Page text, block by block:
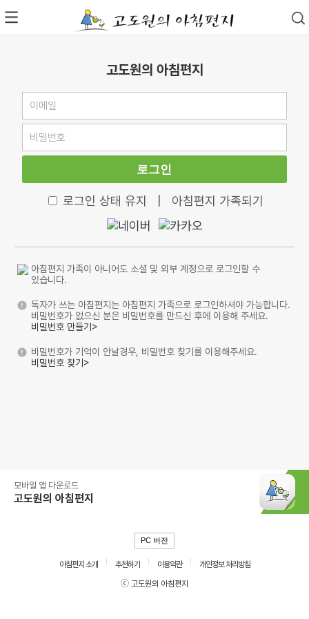
고도원의 아침편지
로그인
로그인 상태 유지 아침편지 가족되기
아침편지 가족이 아니어도 소셜 및 외부 계정으로 로그인할 수
있습니다.
독자가 쓰는 아침편지는 아침편지 가족으로 로그인하셔야 가능합니다.
비밀번호가 없으신 분은 비밀번호를 만드신 후에 이용해 주세요.
비밀번호 만들기>
비밀번호가 기억이 안날경우, 비밀번호 찾기를 이용해주세요.
비밀번호 찾기>
모바일 앱 다운로드
고도원의 아침편지
PC 버전
아침편지 소개 추천하기 이용약관
개인정보 처리방침
ⓒ 고도원의 아침편지